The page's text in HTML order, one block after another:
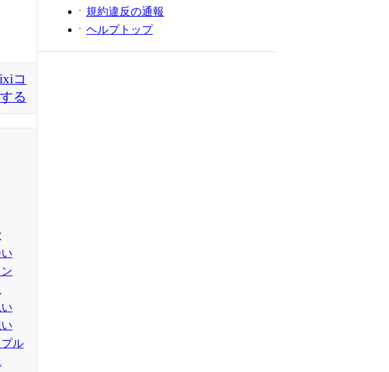
コ
る
ル
規約違反の通報
ヘルプトップ